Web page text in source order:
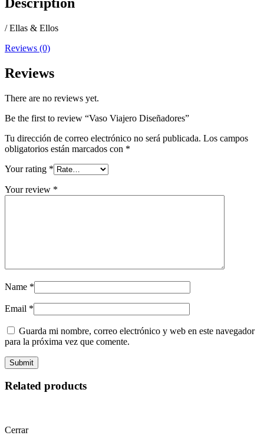
/ Ellas & Ellos
Reviews (0)
Reviews
There are no reviews yet.
Be the first to review “Vaso Viajero Diseñadores”
Tu dirección de correo electrónico no será publicada. Los campos
obligatorios están marcados con *
Your rating *
Your review *
Name *
Email *
Guarda mi nombre, correo electrónico y web en este navegador
para la próxima vez que comente.
Related products
Cerrar